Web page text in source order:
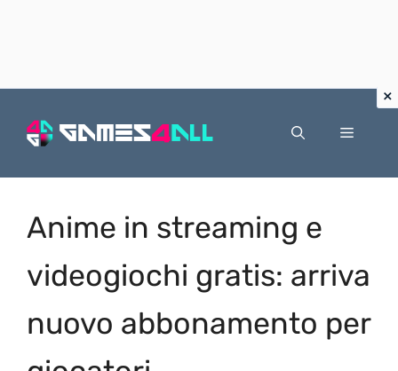
Menu
Anime in streaming e
videogiochi gratis: arriva
nuovo abbonamento per